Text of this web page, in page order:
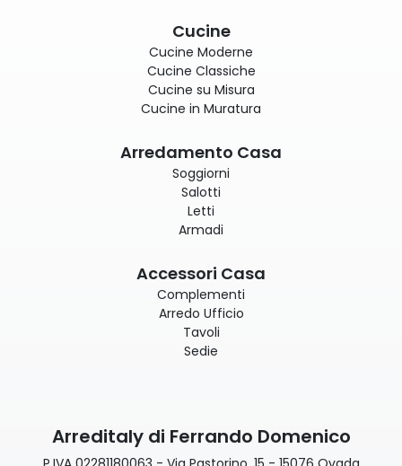
Cucine
Cucine Moderne
Cucine Classiche
Cucine su Misura
Cucine in Muratura
Arredamento Casa
Soggiorni
Salotti
Letti
Armadi
Accessori Casa
Complementi
Arredo Ufficio
Tavoli
Sedie
Arreditaly di Ferrando Domenico